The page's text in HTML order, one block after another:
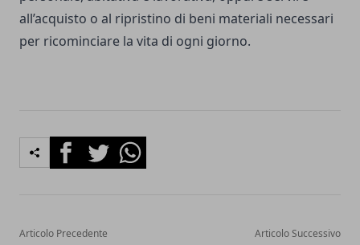
all’acquisto o al ripristino di beni materiali necessari
per ricominciare la vita di ogni giorno.
FacebookTwitterWhatsapp
Articolo Precedente Articolo Successivo